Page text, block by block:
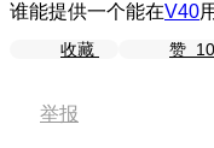
谁能提供一个能在V40
收藏 赞 10
举报